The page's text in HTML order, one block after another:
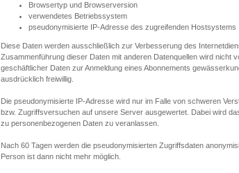
Browsertyp und Browserversion
verwendetes Betriebssystem
pseudonymisierte IP-Adresse des zugreifenden Hostsystems
Diese Daten werden ausschließlich zur Verbesserung des
Zusammenführung dieser Daten mit anderen Datenquellen wird nicht
geschäftlicher Daten zur Anmeldung eines Abonnements
ausdrücklich freiwillig.
Die pseudonymisierte IP-Adresse wird nur im Falle von schweren
bzw. Zugriffsversuchen auf unsere Server ausgewertet. Dabei wird
zu personenbezogenen Daten zu veranlassen.
Nach 60 Tagen werden die pseudonymisierten Zugriffsdaten
Person ist dann nicht mehr möglich.